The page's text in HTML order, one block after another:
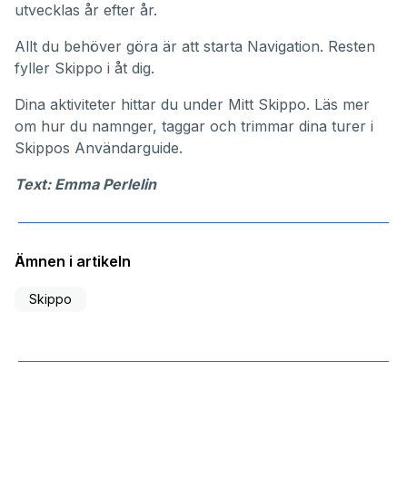
utvecklas år efter år.
Allt du behöver göra är att starta Navigation. Resten
fyller Skippo i åt dig.
Dina aktiviteter hittar du under Mitt Skippo. Läs mer
om hur du namnger, taggar och trimmar dina turer i
Skippos Användarguide.
Text: Emma Perlelin
Ämnen i artikeln
Skippo